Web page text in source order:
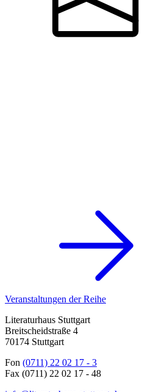
Veranstaltungen der Reihe
Literaturhaus Stuttgart
Breitscheidstraße 4
70174 Stuttgart
Fon (0711) 22 02 17 - 3
Fax (0711) 22 02 17 - 48